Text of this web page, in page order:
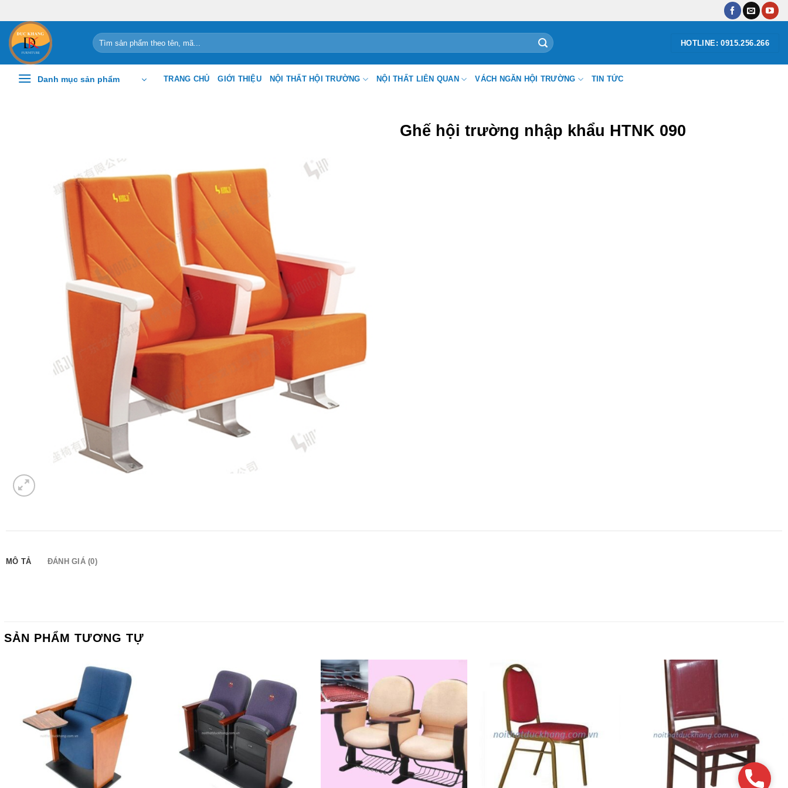
đến
nội
dung
Tìm
kiếm:
HOTLINE: 0915.256.266
Danh mục sản phẩm TRANG CHỦ GIỚI THIỆU NỘI THẤT HỘI TRƯỜNG NỘI THẤT LIÊN QUAN VÁCH NGĂN HỘI TRƯỜNG TIN TỨC
Ghế hội trường nhập khẩu HTNK 090
MÔ TẢ ĐÁNH GIÁ (0)
SẢN PHẨM TƯƠNG TỰ
Phone